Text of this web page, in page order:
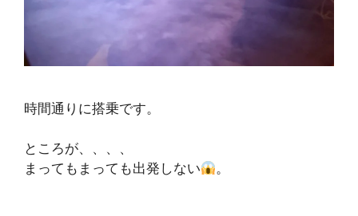
時間通りに搭乗です。
ところが、、、、
まってもまっても出発しない
。